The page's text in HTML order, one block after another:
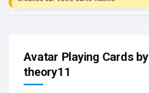
Avatar Playing Cards by
theory11